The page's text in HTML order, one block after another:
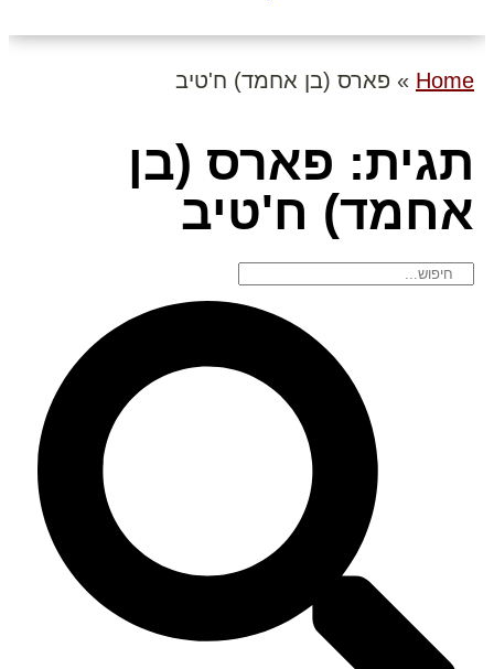
Home
» פארס (בן אחמד) ח'טיב
תגית: פארס (בן
אחמד) ח'טיב